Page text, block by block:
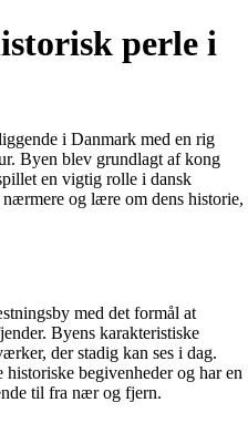
perle i
i Danmark med en rig
Byen blev grundlagt af kong
en vigtig rolle i dansk
og lære om dens historie,
med det formål at
Byens karakteristiske
der stadig kan ses i dag.
begivenheder og har en
til fra nær og fjern.